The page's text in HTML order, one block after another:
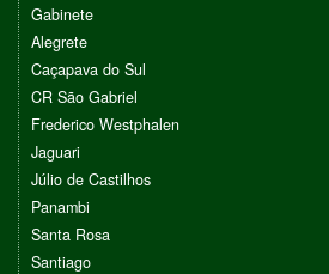
Gabinete
Alegrete
Caçapava do Sul
CR São Gabriel
Frederico Westphalen
Jaguari
Júlio de Castilhos
Panambi
Santa Rosa
Santiago